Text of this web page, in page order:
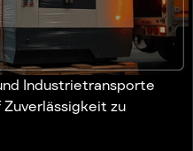
Industrietransporte
zu